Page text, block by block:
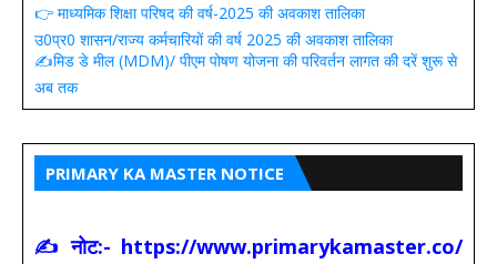
👉 माध्यमिक शिक्षा परिषद की वर्ष-2025 की अवकाश तालिका
उ0प्र0 शासन/राज्य कर्मचारियों की वर्ष 2025 की अवकाश तालिका
✍️मिड डे मील (MDM)/ पीएम पोषण योजना की परिवर्तन लागत की दरें शुरू से
अब तक
PRIMARY KA MASTER NOTICE
✍ नोट:- https://www.primarykamaster.co/